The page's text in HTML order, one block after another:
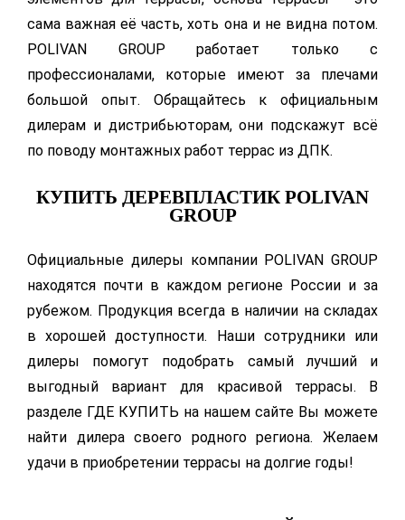
сама важная её часть, хоть она и не видна потом.
POLIVAN GROUP работает только с
профессионалами, которые имеют за плечами
большой опыт. Обращайтесь к официальным
дилерам и дистрибьюторам, они подскажут всё
по поводу монтажных работ террас из ДПК.
КУПИТЬ ДЕРЕВПЛАСТИК POLIVAN
GROUP
Официальные дилеры компании POLIVAN GROUP
находятся почти в каждом регионе России и за
рубежом. Продукция всегда в наличии на складах
в хорошей доступности. Наши сотрудники или
дилеры помогут подобрать самый лучший и
выгодный вариант для красивой террасы. В
разделе ГДЕ КУПИТЬ на нашем сайте Вы можете
найти дилера своего родного региона. Желаем
удачи в приобретении террасы на долгие годы!